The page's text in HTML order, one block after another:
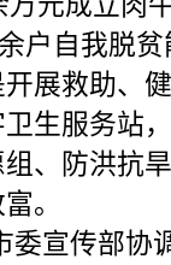
户自我脱
展救助、
生服务站
、防洪抗
。
宣传部协